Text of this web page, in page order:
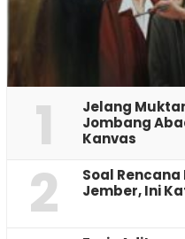
1
Jelang
Jombang
Kanvas
2
‎Soal
Jember, Ini